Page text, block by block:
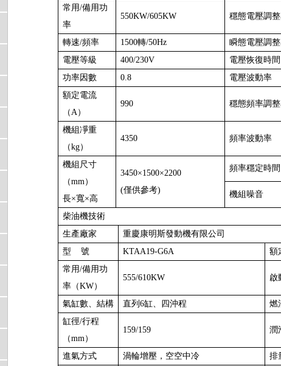
常用/備用功
率
550KW/605KW 穩態電壓調
轉速/頻率 1500轉/50Hz 瞬態電壓調
電壓等級
400/230V 電壓恢復時間
功率因數
0.8 電壓波動率
額定電流
（A）
990 穩態頻率調
機組凈重
（kg）
4350 頻率波動率
機組尺寸
（mm）
長×寬×高
3450×1500×2200
(僅供參考)
頻率穩定時間
機組噪音
柴油機技術
生產廠家
重慶康明斯發動機有限公司
型 號
KTAA19-G6A 額
常用/備用功
率（KW）
555/610KW 啟
氣缸數、結構 直列6缸、四沖程 燃
缸徑/行程
（mm）
159/159 潤
進氣方式 渦輪增壓，空空中冷 排